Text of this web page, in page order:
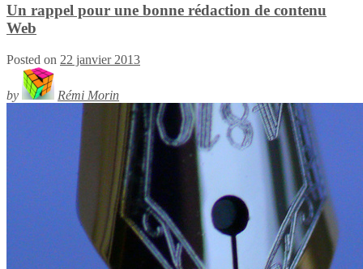
Un rappel pour une bonne rédaction de contenu
Web
Posted on 22 janvier 2013
by Rémi Morin